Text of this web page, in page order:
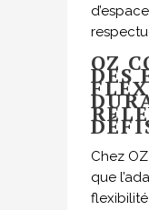
OZ
DES
Chez
que